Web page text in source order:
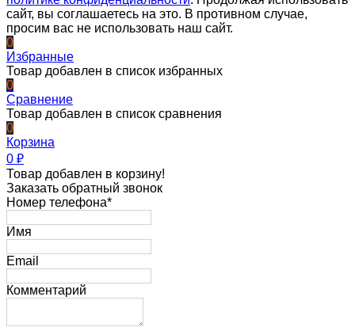
сайт, вы соглашаетесь на это. В противном случае,
просим вас не использовать наш сайт.
0
Избранные
Товар добавлен в список избранных
0
Сравнение
Товар добавлен в список сравнения
0
Корзина
0 ₽
Товар добавлен в корзину!
Заказать обратный звонок
Номер телефона*
Имя
Email
Комментарий